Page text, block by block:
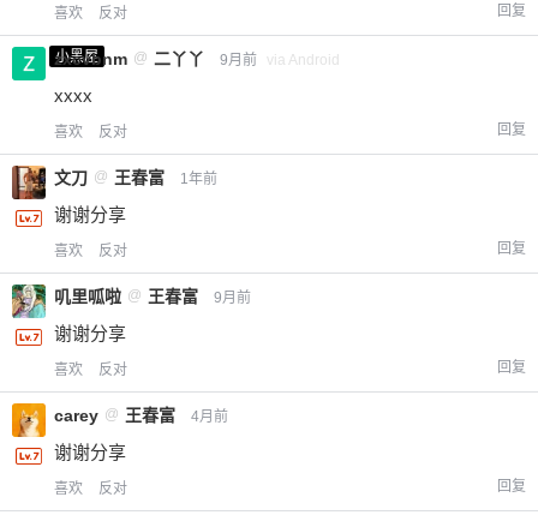
喜欢 反对 回复
小黑屋
zxcvbnm @ 二丫丫 9月前 via Android
xxxx
喜欢 反对 回复
文刀 @ 王春富 1年前
谢谢分享
喜欢 反对 回复
叽里呱啦 @ 王春富 9月前
谢谢分享
喜欢 反对 回复
carey @ 王春富 4月前
谢谢分享
喜欢 反对 回复